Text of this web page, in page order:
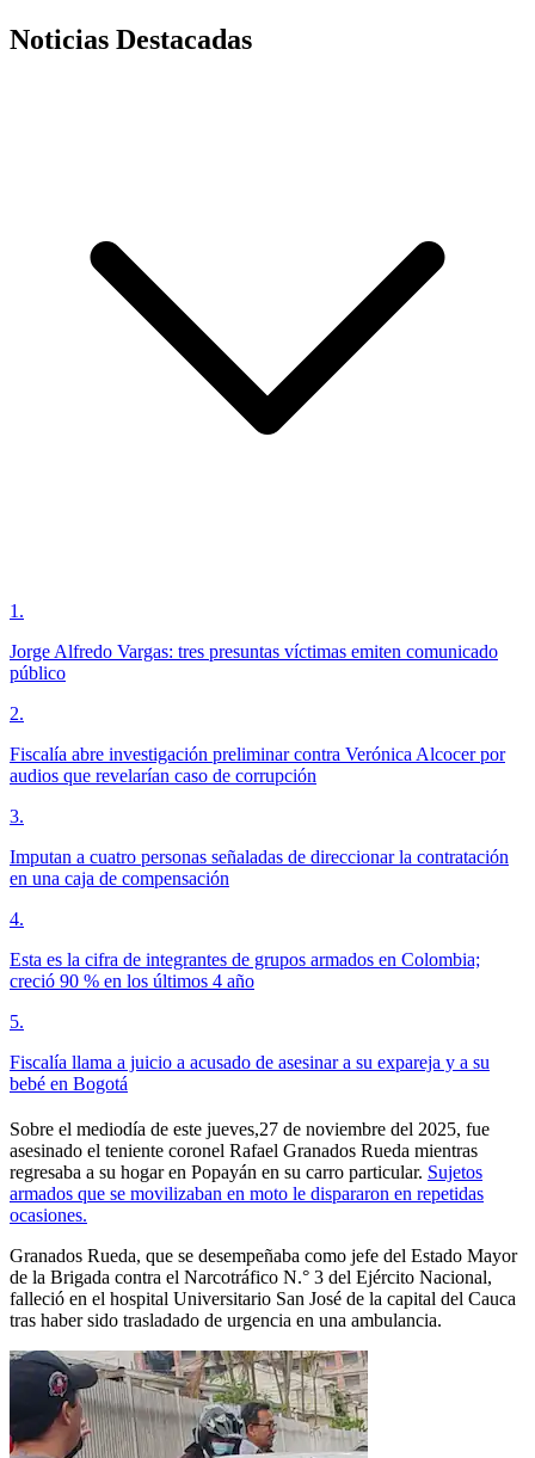
Noticias Destacadas
1 .
Jorge Alfredo Vargas: tres presuntas víctimas emiten comunicado
público
2.
Fiscalía abre investigación preliminar contra Verónica Alcocer por
audios que revelarían caso de corrupción
3.
Imputan a cuatro personas señaladas de direccionar la contratación
en una caja de compensación
4.
Esta es la cifra de integrantes de grupos armados en Colombia;
creció 90 % en los últimos 4 año
5.
Fiscalía llama a juicio a acusado de asesinar a su expareja y a su
bebé en Bogotá
Sobre el mediodía de este jueves,27 de noviembre del 2025, fue
asesinado el teniente coronel Rafael Granados Rueda mientras
regresaba a su hogar en Popayán en su carro particular. Sujetos
armados que se movilizaban en moto le dispararon en repetidas
ocasiones.
Granados Rueda, que se desempeñaba como jefe del Estado Mayor
de la Brigada contra el Narcotráfico N.° 3 del Ejército Nacional,
falleció en el hospital Universitario San José de la capital del Cauca
tras haber sido trasladado de urgencia en una ambulancia.